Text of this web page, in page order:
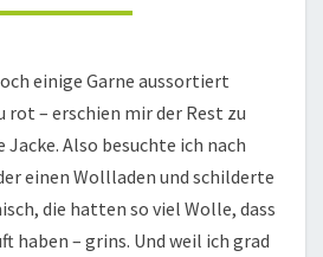
einige Garne aussortiert
rot – erschien mir der Rest zu
Also besuchte ich nach
einen Wollladen und schilderte
die hatten so viel Wolle, dass
haben – grins. Und weil ich grad